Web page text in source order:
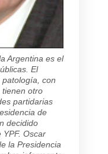
Argentina es el
El
con
tienen otro
partidarias
de
decidido
Oscar
la Presidencia